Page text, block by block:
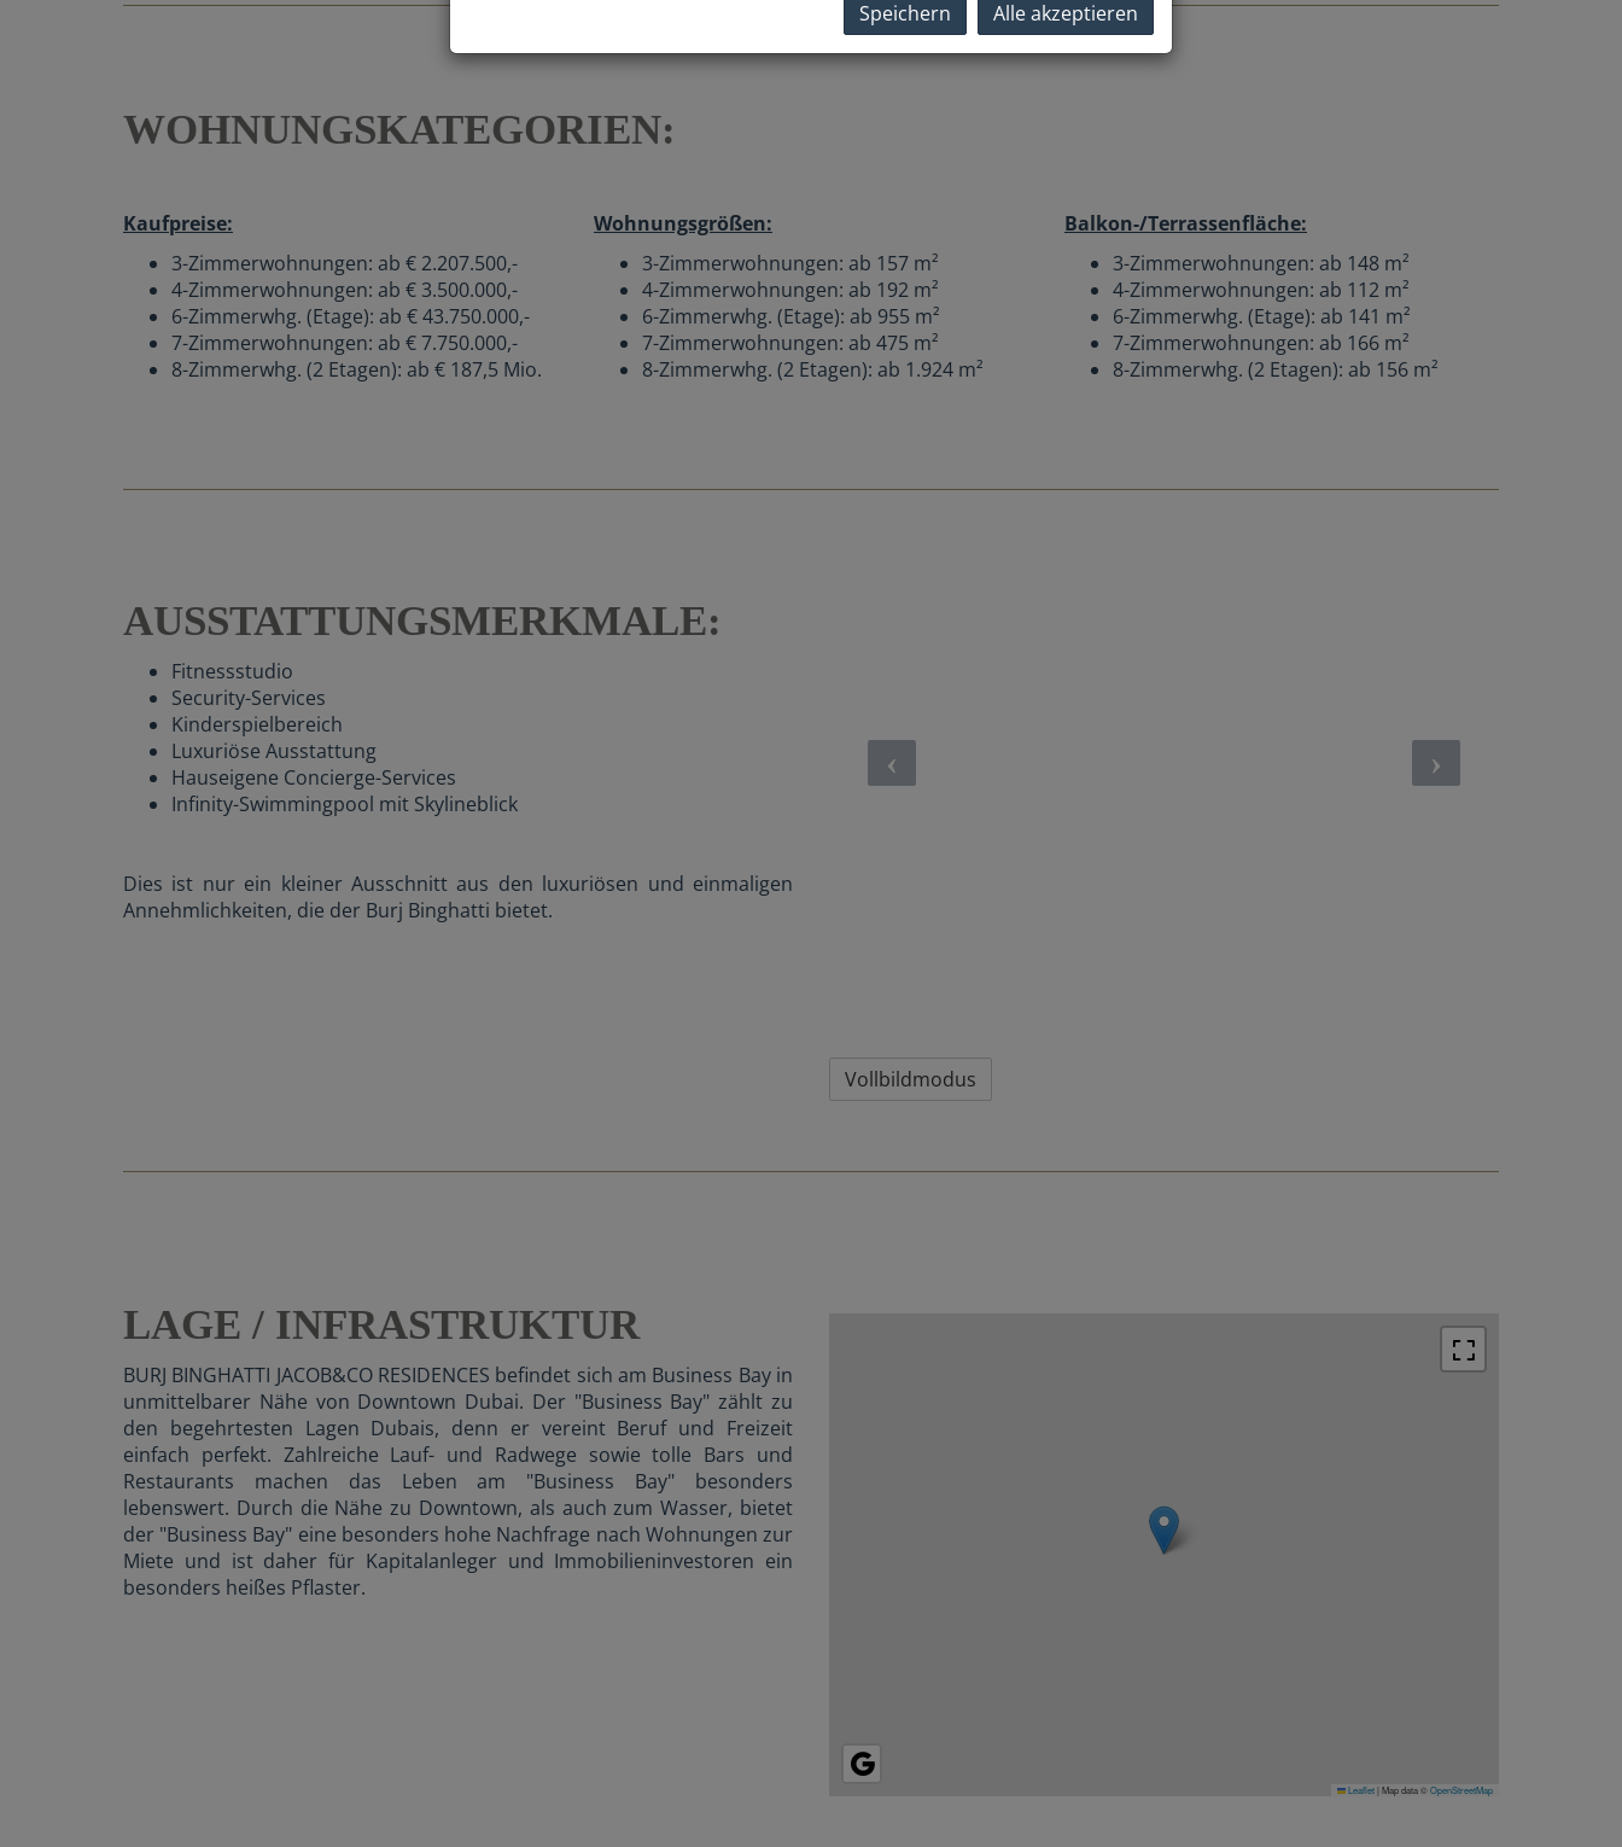
WOHNUNGSKATEGORIEN:
Kaufpreise:
3-Zimmerwohnungen: ab € 2.207.500,-
4-Zimmerwohnungen: ab € 3.500.000,-
6-Zimmerwhg. (Etage): ab € 43.750.000,-
7-Zimmerwohnungen: ab € 7.750.000,-
8-Zimmerwhg. (2 Etagen): ab € 187,5 Mio.
Wohnungsgrößen:
3-Zimmerwohnungen: ab 157 m²
4-Zimmerwohnungen: ab 192 m²
6-Zimmerwhg. (Etage): ab 955 m²
7-Zimmerwohnungen: ab 475 m²
8-Zimmerwhg. (2 Etagen): ab 1.924 m²
Balkon-/Terrassenfläche:
3-Zimmerwohnungen: ab 148 m²
4-Zimmerwohnungen: ab 112 m²
6-Zimmerwhg. (Etage): ab 141 m²
7-Zimmerwohnungen: ab 166 m²
8-Zimmerwhg. (2 Etagen): ab 156 m²
AUSSTATTUNGSMERKMALE:
Fitnessstudio
Security-Services
Kinderspielbereich
Luxuriöse Ausstattung
Hauseigene Concierge-Services
Infinity-Swimmingpool mit Skylineblick
Dies ist nur ein kleiner Ausschnitt aus den luxuriösen und einmaligen
Annehmlichkeiten, die der Burj Binghatti bietet.
Vollbildmodus
LAGE / INFRASTRUKTUR
BURJ BINGHATTI JACOB&CO RESIDENCES befindet sich am Business Bay in
unmittelbarer Nähe von Downtown Dubai. Der "Business Bay" zählt zu
den begehrtesten Lagen Dubais, denn er vereint Beruf und Freizeit
einfach perfekt. Zahlreiche Lauf- und Radwege sowie tolle Bars und
Restaurants machen das Leben am "Business Bay" besonders
lebenswert. Durch die Nähe zu Downtown, als auch zum Wasser, bietet
der "Business Bay" eine besonders hohe Nachfrage nach Wohnungen zur
Miete und ist daher für Kapitalanleger und Immobilieninvestoren ein
besonders heißes Pflaster.
Leaflet| Map data ©OpenStreetMap
Speichern Alle akzeptieren